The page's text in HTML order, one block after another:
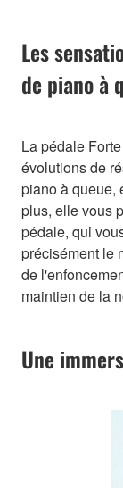
Les
de piano à
La pédale
évolutions de
piano à queue,
plus, elle vous
pédale, qui
précisément le
de
maintien de la
Une